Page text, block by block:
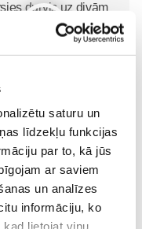
saturu un
līdzekļu funkcijas
par to, kā jūs
ar saviem
un analīzes
informāciju, ko
lietojat viņu
oktobra atvērsies
uz divām
publicēts
“Kristofers un divu
atslēga” treileris
12:00